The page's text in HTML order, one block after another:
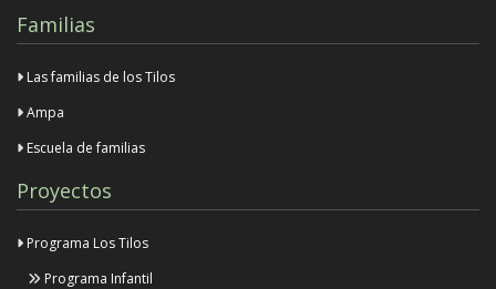
Familias
Las familias de los Tilos
Ampa
Escuela de familias
Proyectos
Programa Los Tilos
Programa Infantil